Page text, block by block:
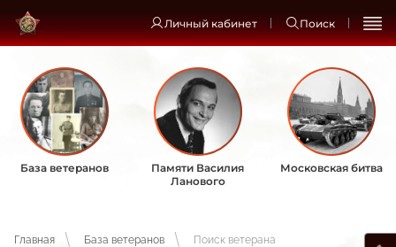
Личный кабинет Поиск
База ветеранов
Памяти Василия
Ланового
Московская битва
Главная База ветеранов Поиск ветерана